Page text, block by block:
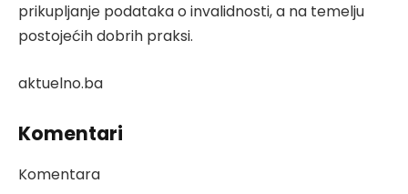
prikupljanje podataka o invalidnosti, a na temelju
postojećih dobrih praksi.
aktuelno.ba
Komentari
Komentara